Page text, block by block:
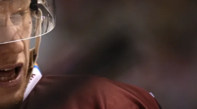
Moderní pětiboj
Motorsport
Ostatní